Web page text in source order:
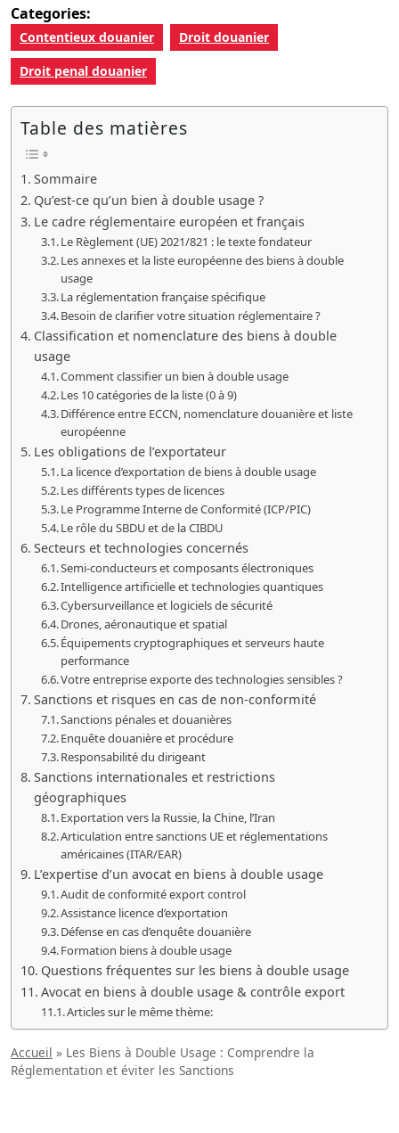
Categories:
Contentieux douanier
Droit douanier
Droit penal douanier
Table des matières
Sommaire
Qu’est-ce qu’un bien à double usage ?
Le cadre réglementaire européen et français
Le Règlement (UE) 2021/821 : le texte fondateur
Les annexes et la liste européenne des biens à double
usage
La réglementation française spécifique
Besoin de clarifier votre situation réglementaire ?
Classification et nomenclature des biens à double
usage
Comment classifier un bien à double usage
Les 10 catégories de la liste (0 à 9)
Différence entre ECCN, nomenclature douanière et liste
européenne
Les obligations de l’exportateur
La licence d’exportation de biens à double usage
Les différents types de licences
Le Programme Interne de Conformité (ICP/PIC)
Le rôle du SBDU et de la CIBDU
Secteurs et technologies concernés
Semi-conducteurs et composants électroniques
Intelligence artificielle et technologies quantiques
Cybersurveillance et logiciels de sécurité
Drones, aéronautique et spatial
Équipements cryptographiques et serveurs haute
performance
Votre entreprise exporte des technologies sensibles ?
Sanctions et risques en cas de non-conformité
Sanctions pénales et douanières
Enquête douanière et procédure
Responsabilité du dirigeant
Sanctions internationales et restrictions
géographiques
Exportation vers la Russie, la Chine, l’Iran
Articulation entre sanctions UE et réglementations
américaines (ITAR/EAR)
L’expertise d’un avocat en biens à double usage
Audit de conformité export control
Assistance licence d’exportation
Défense en cas d’enquête douanière
Formation biens à double usage
Questions fréquentes sur les biens à double usage
Avocat en biens à double usage & contrôle export
Articles sur le même thème:
Accueil » Les Biens à Double Usage : Comprendre la
Réglementation et éviter les Sanctions